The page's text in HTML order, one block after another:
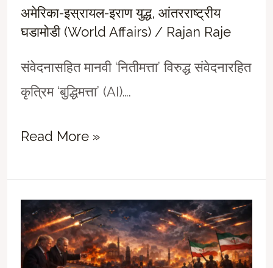
अमेरिका-इस्रायल-इराण युद्ध, आंतरराष्ट्रीय
घडामोडी (World Affairs)/ Rajan Raje
संवेदनासहित मानवी ‘नितीमत्ता’ विरुद्ध संवेदनारहित
कृत्रिम ‘बुद्धिमत्ता’ (AI)….
अमेरिका-
इराण
शिमग्याचं
कवित्व….##9
Read More »